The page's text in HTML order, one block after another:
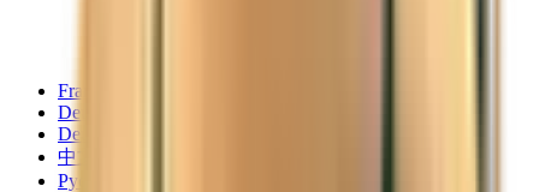
Français
Deutsch
Deutsch
中文
Русский